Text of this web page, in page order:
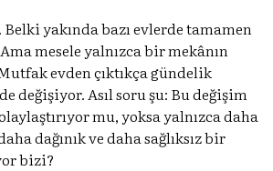
yakında bazı evlerde tamamen
mesele yalnızca bir mekânın
evden çıktıkça gündelik
değişiyor. Asıl soru şu: Bu değişim
mu, yoksa yalnızca daha
dağınık ve daha sağlıksız bir
bizi?